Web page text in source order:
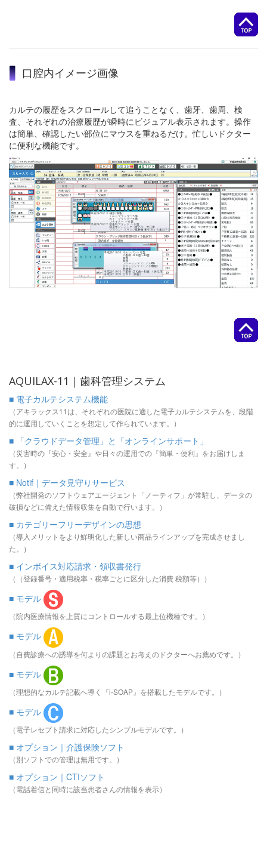
口腔内イメージ画像
カルテの履歴をスクロールして追うことなく、歯牙、歯周、検
査、それぞれの治療履歴が瞬時にビジュアル表示されます。操作
は簡単、確認したい部位にマウスを重ねるだけ。忙しいドクター
に便利な機能です。
AQUILAX-11｜歯科管理システム
■ 電子カルテシステム機能
（アキラックス11は、それぞれの医院に適した電子カルテシステムを、段階
的に運用していくことを想定して作られています。）
■ 「クラウドデータ管理」と「オンラインサポート」
（災害時の『安心・安全』や日々の運用での『簡単・便利』をお届けしま
す。）
■ Notif｜データ見守りサービス
（弊社開発のソフトウェアエージェント「ノーティフ」が常駐し、データの
破損などに備えた情報収集を自動で行います。）
■ カテゴリーフリーデザインの思想
（導入メリットをより鮮明化した新しい商品ラインアップを完成させまし
た。）
■ インボイス対応請求・領収書発行
（（登録番号・適用税率・税率ごとに区分した消費 税額等））
■ モデル
（院内医療情報を上質にコントロールする最上位機種です。）
■ モデル
（自費診療への誘導を何よりの課題とお考えのドクターへお薦めです。）
■ モデル
（理想的なカルテ記載へ導く『i-SOAP』を搭載したモデルです。）
■ モデル
（電子レセプト請求に対応したシンプルモデルです。）
■ オプション｜介護保険ソフト
（別ソフトでの管理は無用です。）
■ オプション｜CTIソフト
（電話着信と同時に該当患者さんの情報を表示）